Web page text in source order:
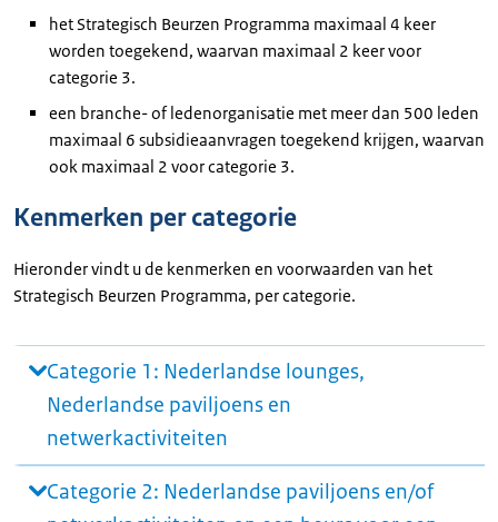
het Strategisch Beurzen Programma maximaal 4 keer
worden toegekend, waarvan maximaal 2 keer voor
categorie 3.
een branche- of ledenorganisatie met meer dan 500 leden
maximaal 6 subsidieaanvragen toegekend krijgen, waarvan
ook maximaal 2 voor categorie 3.
Kenmerken per categorie
Hieronder vindt u de kenmerken en voorwaarden van het
Strategisch Beurzen Programma, per categorie.
Categorie 1: Nederlandse lounges,
Nederlandse paviljoens en
netwerkactiviteiten
Categorie 2: Nederlandse paviljoens en/of